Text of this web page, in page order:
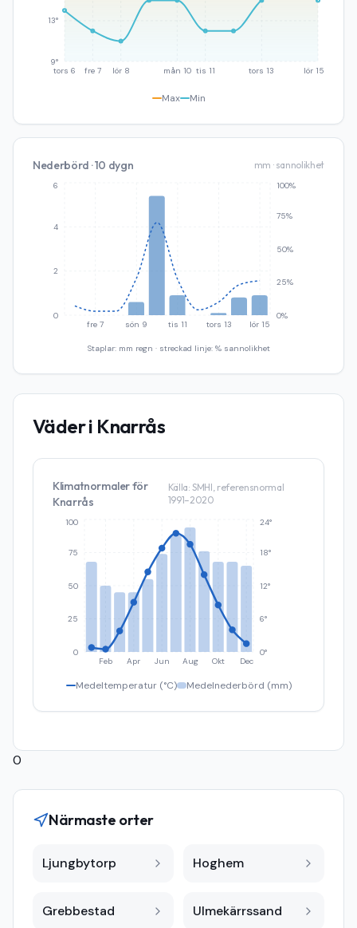
tors 6 fre 7 lör 8 mån 10 tis 11 tors 13 lör 15
9°
13°
Max Min
Nederbörd · 10 dygn mm · sannolikhet
fre 7 sön 9 tis 11 tors 13 lör 15
0
2
4
6
0%
25%
50%
75%
100%
Staplar: mm regn · streckad linje: % sannolikhet
Väder i Knarrås
Klimatnormaler för
Knarrås
Källa: SMHI, referensnormal
1991–2020
Feb Apr Jun Aug Okt Dec
0
25
50
75
100
0°
6°
12°
18°
24°
Medeltemperatur (°C) Medelnederbörd (mm)
0
Närmaste orter
Ljungbytorp Hoghem
Grebbestad Ulmekärrssand